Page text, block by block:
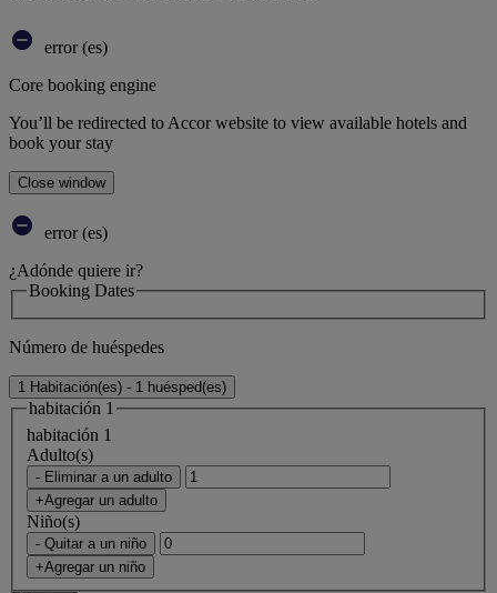
error (es)
Core booking engine
You’ll be redirected to Accor website to view available hotels and
book your stay
Close window
error (es)
¿Adónde quiere ir?
Booking Dates
Número de huéspedes
1 Habitación(es) - 1 huésped(es)
habitación 1
habitación 1
Adulto(s)
- Eliminar a un adulto
+Agregar un adulto
Niño(s)
- Quitar a un niño
+Agregar un niño